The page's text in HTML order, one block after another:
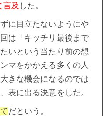
言及 した。
に目立たないようにや
は 「キッチリ最後まで
いという当たり前の想
マをかかえる多くの人
きな機会になるのでは
表に出る決意をした。
だという。